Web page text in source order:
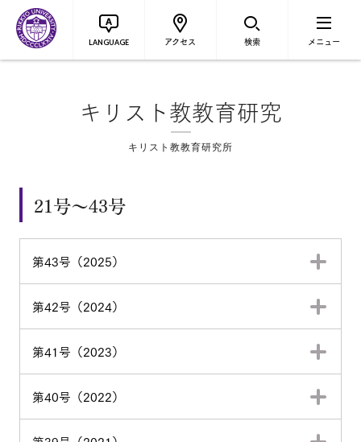
LANGUAGE アクセス 検索 メニュー
キリスト教教育研究
キリスト教教育研究所
21号～43号
第43号（2025）
第42号（2024）
第41号（2023）
第40号（2022）